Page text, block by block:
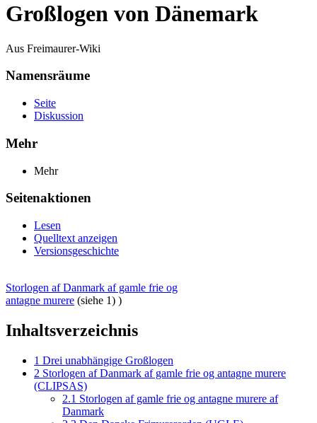
Großlogen von Dänemark
Aus Freimaurer-Wiki
Namensräume
Seite
Diskussion
Mehr
Mehr
Seitenaktionen
Lesen
Quelltext anzeigen
Versionsgeschichte
Storlogen af Danmark af gamle frie og
antagne murere (siehe 1) )
Inhaltsverzeichnis
1 Drei unabhängige Großlogen
2 Storlogen af Danmark af gamle frie og antagne murere
(CLIPSAS)
2.1 Storlogen af gamle frie og antagne murere af
Danmark